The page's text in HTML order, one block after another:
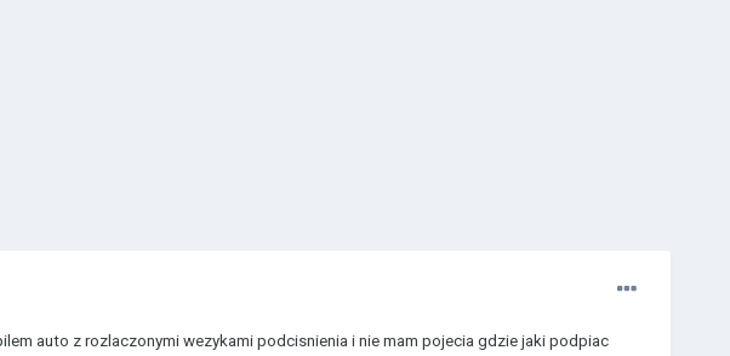
auto z rozlaczonymi wezykami podcisnienia i nie mam pojecia gdzie jaki podpiac